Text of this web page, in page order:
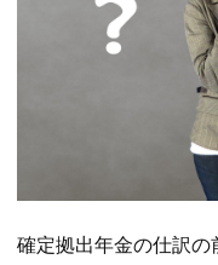
確定拠出年金の仕訳